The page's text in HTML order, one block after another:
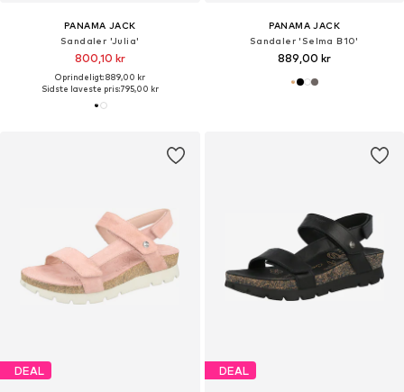
PANAMA JACK
Sandaler 'Julia'
800,10 kr
Oprindeligt: 889,00 kr
Sidste laveste pris:795,00 kr
PANAMA JACK
Sandaler 'Selma B10'
889,00 kr
DEAL DEAL